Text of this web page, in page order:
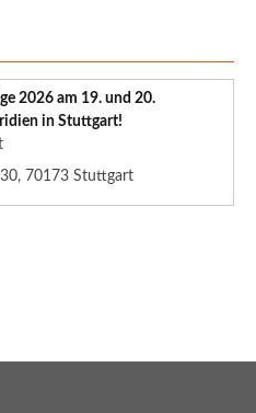
2026 am 19. und 20.
in Stuttgart!
70173 Stuttgart